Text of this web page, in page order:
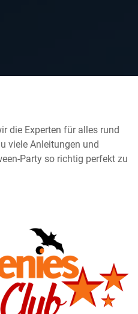
die Experten für alles rund
viele Anleitungen und
Party so richtig perfekt zu